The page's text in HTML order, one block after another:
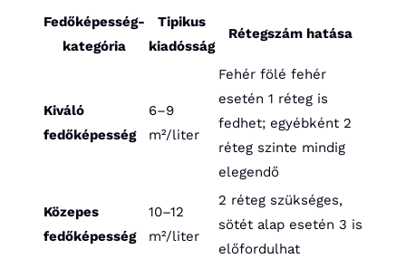
Fedőképesség-
kategória
Tipikus
kiadósság
Rétegszám hatása
Kiváló
fedőképesség
6–9
m²/liter
Fehér fölé fehér
esetén 1 réteg is
fedhet; egyébként 2
réteg szinte mindig
elegendő
Közepes
fedőképesség
10–12
m²/liter
2 réteg szükséges,
sötét alap esetén 3 is
előfordulhat